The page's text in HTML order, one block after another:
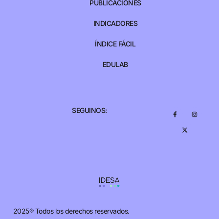
2025® Todos los derechos reservados.
PUBLICACIONES
INDICADORES
ÍNDICE FÁCIL
EDULAB
SEGUINOS: